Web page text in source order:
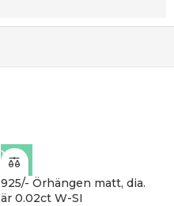
925/- Örhängen matt, dia.
är 0.02ct W-SI